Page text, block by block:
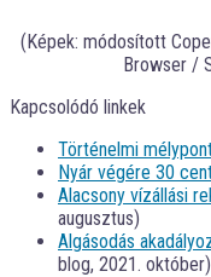
(Képek: módosított
Browser /
Kapcsolódó linkek
Történelmi
Nyár végére 30
Alacsony vízállási
augusztus)
Algásodás
blog, 2021. október)